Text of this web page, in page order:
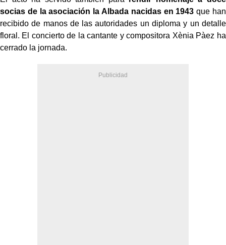
socias de la asociación la Albada nacidas en 1943 que han
recibido de manos de las autoridades un diploma y un detalle
floral. El concierto de la cantante y compositora Xènia Pàez ha
cerrado la jornada.